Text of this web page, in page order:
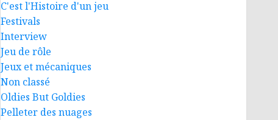
C'est l'Histoire d'un jeu
Festivals
Interview
Jeu de rôle
Jeux et mécaniques
Non classé
Oldies But Goldies
Pelleter des nuages